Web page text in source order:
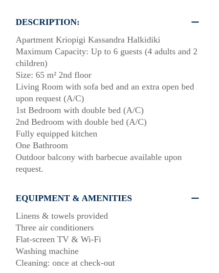
DESCRIPTION:
Apartment Kriopigi Kassandra Halkidiki
Maximum Capacity: Up to 6 guests (4 adults and 2
children)
Size: 65 m² 2nd floor
Living Room with sofa bed and an extra open bed
upon request (A/C)
1st Bedroom with double bed (A/C)
2nd Bedroom with double bed (A/C)
Fully equipped kitchen
One Bathroom
Outdoor balcony with barbecue available upon
request.
EQUIPMENT & AMENITIES
Linens & towels provided
Three air conditioners
Flat-screen TV & Wi-Fi
Washing machine
Cleaning: once at check-out